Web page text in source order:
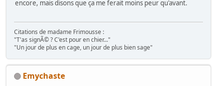
encore, mais disons que ça me ferait moins peur qu'avant.
Citations de madame Frimousse :
"T'as signÃ© ? C'est pour en chier..."
"Un jour de plus en cage, un jour de plus bien sage"
Emychaste